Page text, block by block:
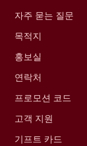
자주 묻는 질문
목적지
홍보실
연락처
프로모션 코드
고객 지원
기프트 카드